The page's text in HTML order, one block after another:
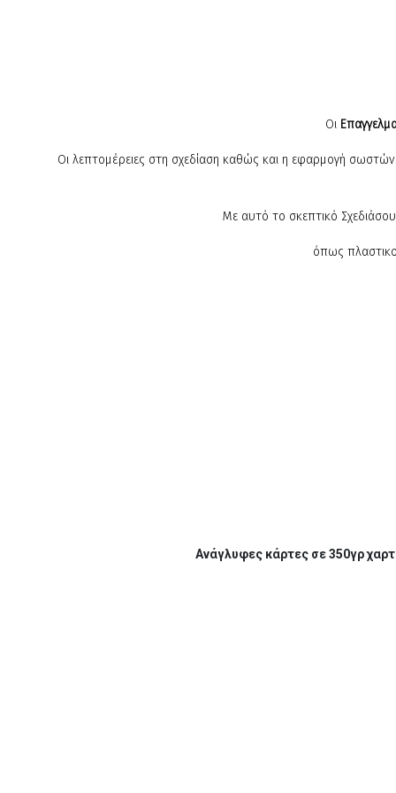
Οι
Οι λεπτομέρειες στη σχεδίαση καθώς και η εφαρμογή
Με αυτό το σκεπτικό
όπως
Ανάγλυφες κάρτες σε 350γρ